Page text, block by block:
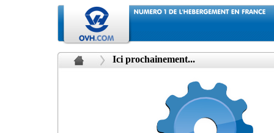
Ici prochainement...